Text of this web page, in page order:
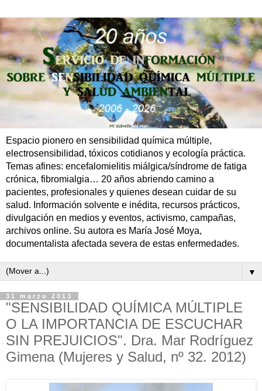
Espacio pionero en sensibilidad química múltiple,
electrosensibilidad, tóxicos cotidianos y ecología práctica.
Temas afines: encefalomielitis miálgica/síndrome de fatiga
crónica, fibromialgia… 20 años abriendo camino a
pacientes, profesionales y quienes desean cuidar de su
salud. Información solvente e inédita, recursos prácticos,
divulgación en medios y eventos, activismo, campañas,
archivos online. Su autora es María José Moya,
documentalista afectada severa de estas enfermedades.
▼
31 marzo 2013
"SENSIBILIDAD QUÍMICA MÚLTIPLE
O LA IMPORTANCIA DE ESCUCHAR
SIN PREJUICIOS". Dra. Mar Rodríguez
Gimena (Mujeres y Salud, nº 32. 2012)